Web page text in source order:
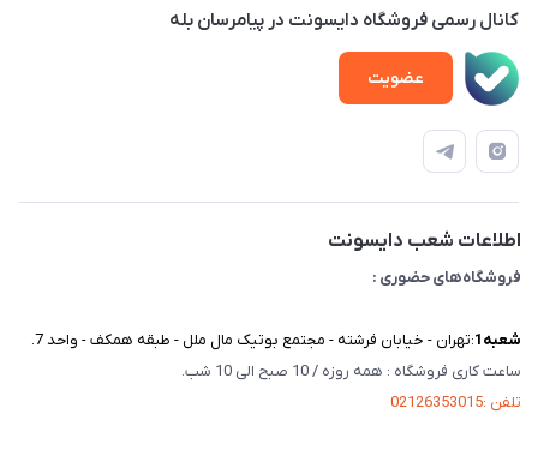
پلاک 23 – طبقه 3
ویدئو‌های آموزشی
دفترچه راهنمای محصولات
درباره ما
تماس با ما
امور مشتریان
حساب کاربری
قوانین و مقررات
کانال رسمی فروشگاه دایسونت در پیامرسان بله
عضویت
اطلاعات شعب دایسونت
فروشگاه‌های حضوری :
شعبه‌1 :تهران - خیابان فرشته - مجتمع بوتیک مال ملل - طبقه همکف - واحد 7.
ساعت کاری فروشگاه : همه روزه / 10 صبح الی 10 شب.
تلفن :02126353015